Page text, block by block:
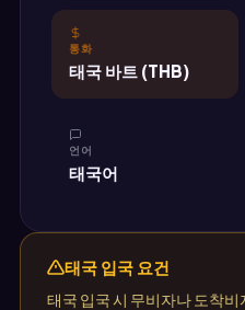
통화
태국 바트 (THB)
언어
태국어
태국 입국 요건
태국 입국 시 무비자나 도착